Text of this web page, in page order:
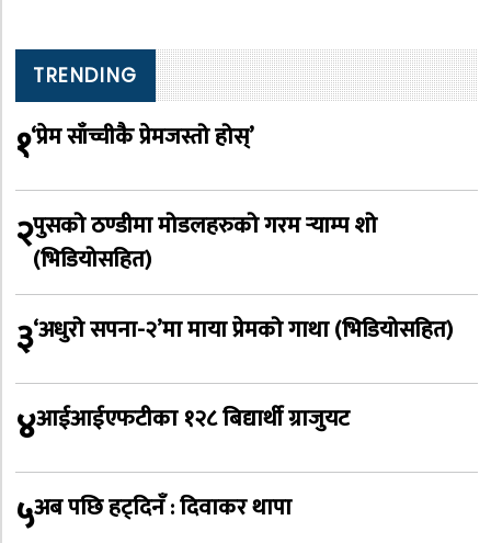
TRENDING
१‘प्रेम साँच्चीकै प्रेमजस्तो होस्’
२पुसको ठण्डीमा मोडलहरुको गरम र्‍याम्प शो
(भिडियोसहित)
३‘अधुरो सपना-२’मा माया प्रेमको गाथा (भिडियोसहित)
४आईआईएफटीका १२८ बिद्यार्थी ग्राजुयट
५अब पछि हट्दिनँ : दिवाकर थापा